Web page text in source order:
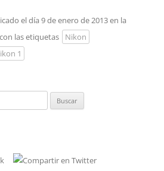
el día 9 de enero de 2013 en la
con las etiquetas
Nikon
1